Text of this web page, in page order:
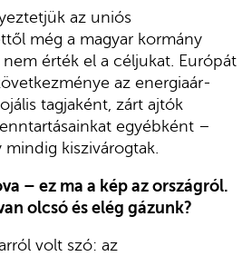
az uniós
még a magyar kormány
érték el a céljukat. Európát
az energiaár-
tagjaként, zárt ajtók
egyébként –
mindig kiszivárogtak.
– ez ma a kép az országról.
olcsó és elég gázunk?
volt szó: az